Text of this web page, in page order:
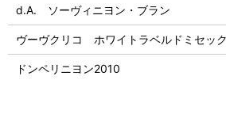
d.A. ソーヴィニヨン・ブラン
ヴーヴクリコ ホワイトラベルドミセック
ドンペリニヨン2010